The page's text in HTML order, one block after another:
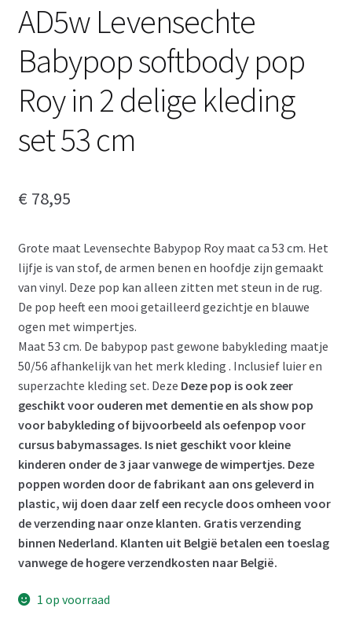
AD5w Levensechte
Babypop softbody pop
Roy in 2 delige kleding
set 53 cm
€ 78,95
Grote maat Levensechte Babypop Roy maat ca 53 cm. Het
lijfje is van stof, de armen benen en hoofdje zijn gemaakt
van vinyl. Deze pop kan alleen zitten met steun in de rug.
De pop heeft een mooi getailleerd gezichtje en blauwe
ogen met wimpertjes.
Maat 53 cm. De babypop past gewone babykleding maatje
50/56 afhankelijk van het merk kleding . Inclusief luier en
superzachte kleding set. Deze Deze pop is ook zeer
geschikt voor ouderen met dementie en als show pop
voor babykleding of bijvoorbeeld als oefenpop voor
cursus babymassages. Is niet geschikt voor kleine
kinderen onder de 3 jaar vanwege de wimpertjes. Deze
poppen worden door de fabrikant aan ons geleverd in
plastic, wij doen daar zelf een recycle doos omheen voor
de verzending naar onze klanten. Gratis verzending
binnen Nederland. Klanten uit België betalen een toeslag
vanwege de hogere verzendkosten naar België.
1 op voorraad